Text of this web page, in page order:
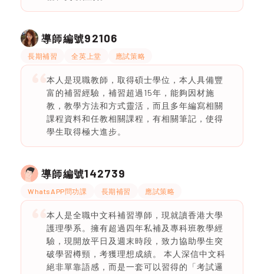
導師編號92106
長期補習 全英上堂 應試策略
本人是現職教師，取得碩士學位，本人具備豐
富的補習經驗，補習超過15年，能夠因材施
教，教學方法和方式靈活，而且多年編寫相關
課程資料和任教相關課程，有相關筆記，使得
學生取得極大進步。
導師編號142739
WhatsAPP問功課 長期補習 應試策略
本人是全職中文科補習導師，現就讀香港大學
護理學系。擁有超過四年私補及專科班教學經
驗，現開放平日及週末時段，致力協助學生突
破學習樽頸，考獲理想成績。 本人深信中文科
絕非單靠語感，而是一套可以習得的「考試邏